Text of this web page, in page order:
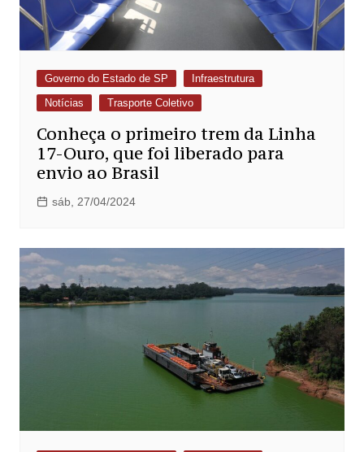
Governo do Estado de SP
Infraestrutura
Notícias
Trasporte Coletivo
Conheça o primeiro trem da Linha
17-Ouro, que foi liberado para
envio ao Brasil
sáb, 27/04/2024